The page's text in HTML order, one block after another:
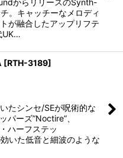
からリリースのSynth-
。キャッチーなメロディ
が融合したアップリフテ
UK…
[RTH-3189]
たシンセ/SEが呪術的な
パーズ”Noctire”、
ハーフステッ
いた低音と細波のような